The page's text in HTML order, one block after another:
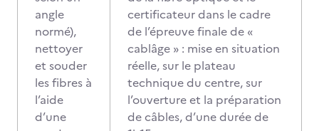
angle
normé),
nettoyer
et souder
les fibres à
l’aide
d’une
certificateur dans le cadre
de l’épreuve finale de «
cablâge » : mise en situation
réelle, sur le plateau
technique du centre, sur
l’ouverture et la préparation
de câbles, d’une durée de